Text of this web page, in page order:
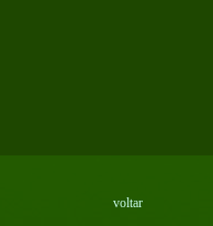
voltar